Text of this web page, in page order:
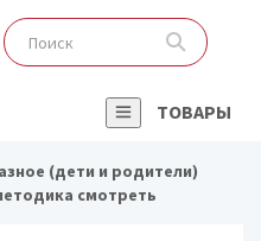
ТОВАРЫ
(дети и родители)
смотреть